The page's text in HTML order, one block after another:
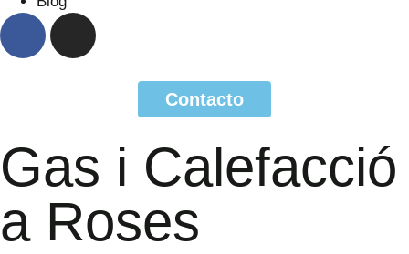
Contacto
Gas i Calefacció
a Roses